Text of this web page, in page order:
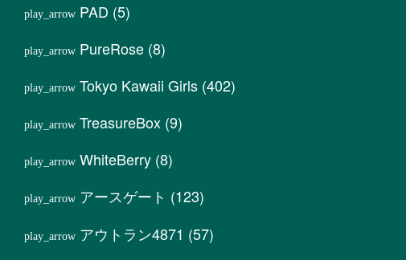
PAD (5)
PureRose (8)
Tokyo Kawaii Girls (402)
TreasureBox (9)
WhiteBerry (8)
アースゲート (123)
アウトラン4871 (57)